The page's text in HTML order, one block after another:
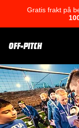
Gratis frakt på
OFF-PITCH